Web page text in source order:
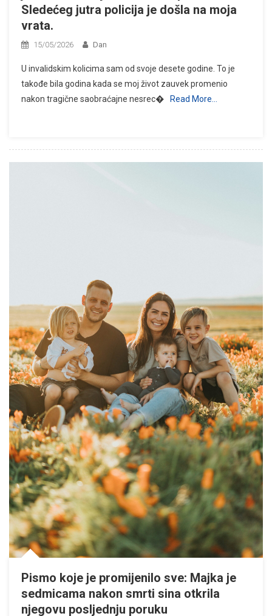
Sledećeg jutra policija je došla na moja
vrata.
15/05/2026 Dan
U invalidskim kolicima sam od svoje desete godine. To je
takođe bila godina kada se moj život zauvek promenio
nakon tragične saobraćajne nesrec�
Read More…
Pismo koje je promijenilo sve: Majka je
sedmicama nakon smrti sina otkrila
njegovu posljednju poruku